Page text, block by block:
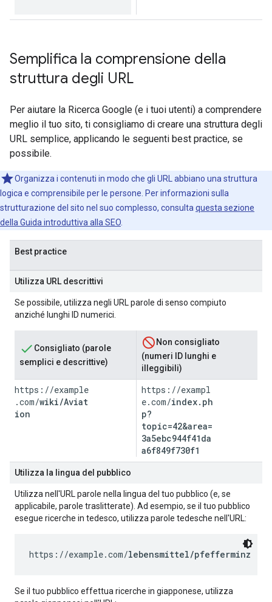
Semplifica la comprensione della
struttura degli URL
Per aiutare la Ricerca Google (e i tuoi utenti) a comprendere
meglio il tuo sito, ti consigliamo di creare una struttura degli
URL semplice, applicando le seguenti best practice, se
possibile.
Organizza i contenuti in modo che gli URL abbiano una struttura
logica e comprensibile per le persone. Per informazioni sulla
strutturazione del sito nel suo complesso, consulta questa sezione
della Guida introduttiva alla SEO
Best practice
Utilizza URL descrittivi
Se possibile, utilizza negli URL parole di senso compiuto
anziché lunghi ID numerici.
Consigliato (parole
semplici e descrittive)
Non consigliato
(numeri ID lunghi e
illeggibili)
https://example
.com/wiki/Aviat
ion
https://exampl
e.com/index.ph
p?
topic=42&area=
3a5ebc944f41da
a6f849f730f1
Utilizza la lingua del pubblico
Utilizza nell'URL parole nella lingua del tuo pubblico (e, se
applicabile, parole traslitterate). Ad esempio, se il tuo pubblico
esegue ricerche in tedesco, utilizza parole tedesche nell'URL:
https://example.com/lebensmittel/pfefferminz
Se il tuo pubblico effettua ricerche in giapponese, utilizza